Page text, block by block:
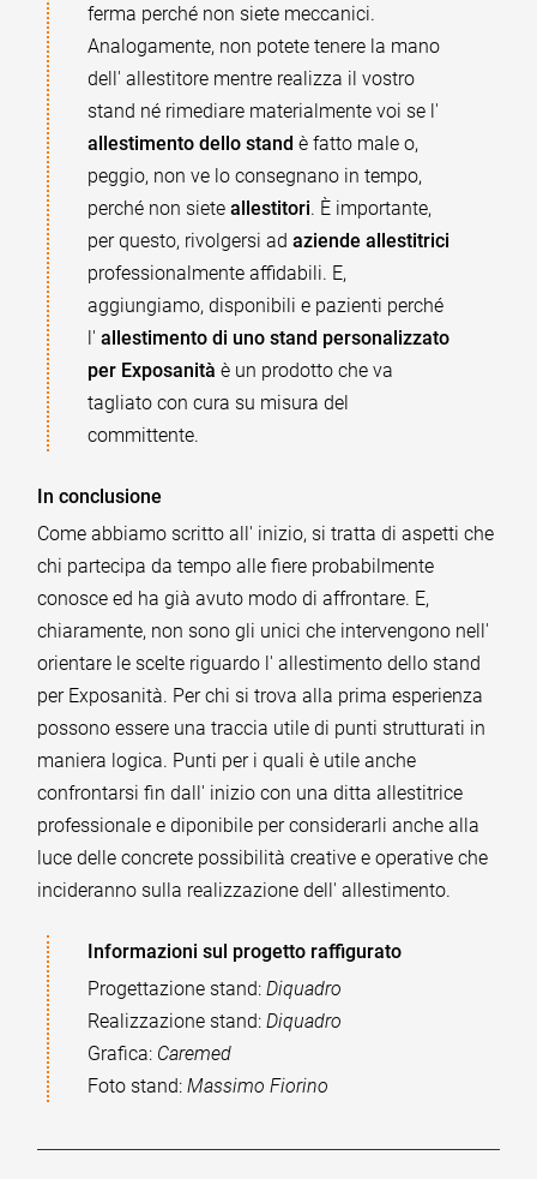
ferma perché non siete meccanici.
Analogamente, non potete tenere la mano
dell' allestitore mentre realizza il vostro
stand né rimediare materialmente voi se l'
allestimento dello stand è fatto male o,
peggio, non ve lo consegnano in tempo,
perché non sieteallestitori. È importante,
per questo, rivolgersi adaziende allestitrici
professionalmente affidabili. E,
aggiungiamo, disponibili e pazienti perché
l'allestimento di uno stand personalizzato
per Exposanità è un prodotto che va
tagliato con cura su misura del
committente.
In conclusione
Come abbiamo scritto all' inizio, si tratta di aspetti che
chi partecipa da tempo alle fiere probabilmente
conosce ed ha già avuto modo di affrontare. E,
chiaramente, non sono gli unici che intervengono nell'
orientare le scelte riguardo l' allestimento dello stand
per Exposanità. Per chi si trova alla prima esperienza
possono essere una traccia utile di punti strutturati in
maniera logica. Punti per i quali è utile anche
confrontarsi fin dall' inizio con una ditta allestitrice
professionale e diponibile per considerarli anche alla
luce delle concrete possibilità creative e operative che
incideranno sulla realizzazione dell' allestimento.
Informazioni sul progetto raffigurato
Progettazione stand:Diquadro
Realizzazione stand:Diquadro
Grafica: Caremed
Foto stand:Massimo Fiorino